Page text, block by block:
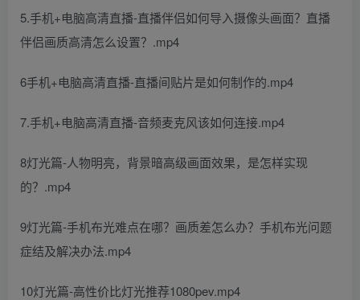
5.手机+电脑高清直播-直播伴侣如何导入摄像头画面？直播
伴侣画质高清怎么设置？.mp4
6手机+电脑高清直播-直播间贴片是如何制作的.mp4
7.手机+电脑高清直播-音频麦克风该如何连接.mp4
8灯光篇-人物明亮，背景暗高级画面效果，是怎样实现
的？.mp4
9灯光篇-手机布光难点在哪？画质差怎么办？手机布光问题
症结及解决办法.mp4
10灯光篇-高性价比灯光推荐1080pev.mp4